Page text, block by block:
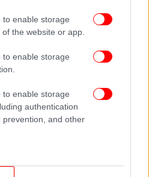
to enable storage
the website or app.
to enable storage
to enable storage
authentication
and other